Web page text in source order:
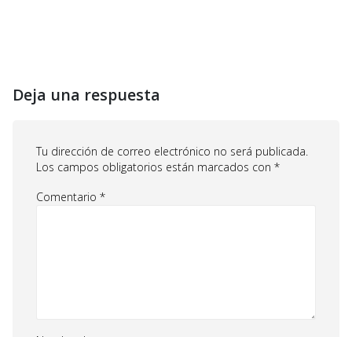
Deja una respuesta
Tu dirección de correo electrónico no será publicada.
Los campos obligatorios están marcados con *
Comentario *